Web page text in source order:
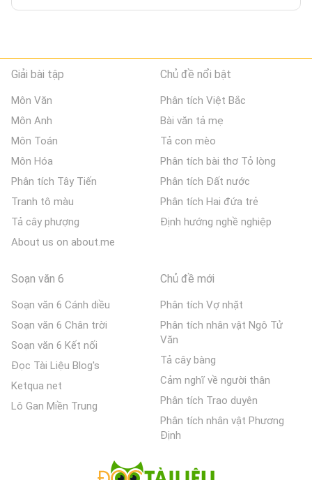
Giải bài tập
Môn Văn
Môn Anh
Môn Toán
Môn Hóa
Phân tích Tây Tiến
Tranh tô màu
Tả cây phượng
About us on about.me
Chủ đề nổi bật
Phân tích Việt Bắc
Bài văn tả mẹ
Tả con mèo
Phân tích bài thơ Tỏ lòng
Phân tích Đất nước
Phân tích Hai đứa trẻ
Định hướng nghề nghiệp
Soạn văn 6
Soạn văn 6 Cánh diều
Soạn văn 6 Chân trời
Soạn văn 6 Kết nối
Đọc Tài Liệu Blog's
Ketqua net
Lô Gan Miền Trung
Chủ đề mới
Phân tích Vợ nhặt
Phân tích nhân vật Ngô Tử
Văn
Tả cây bàng
Cảm nghĩ về người thân
Phân tích Trao duyên
Phân tích nhân vật Phương
Định